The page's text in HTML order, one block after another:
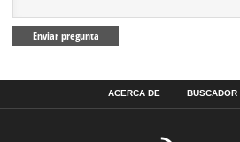
ACERCA DE BUSCADOR